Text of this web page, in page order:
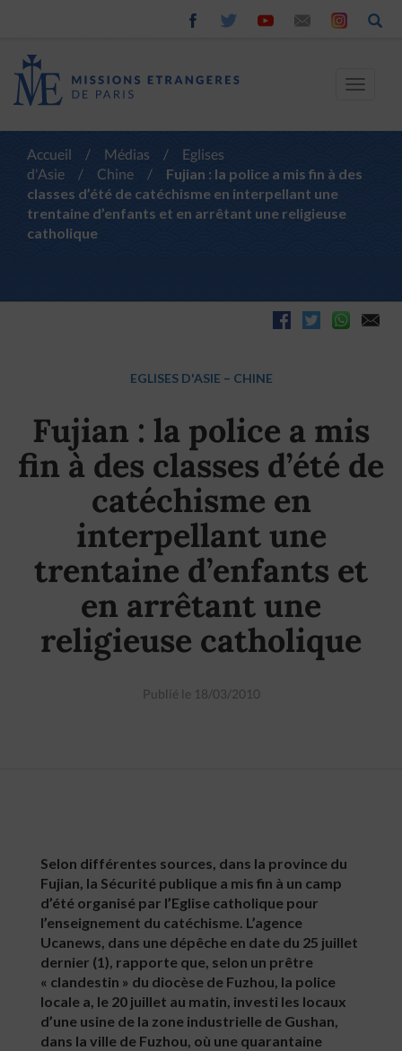
Toggle
Accueil / Médias /
Eglises
d'Asie
/ Chine /
Fujian : la police a mis fin à des
classes d’été de catéchisme en interpellant une
trentaine d’enfants et en arrêtant une religieuse
catholique
EGLISES D'ASIE – CHINE
Fujian : la police a mis
fin à des classes d’été de
catéchisme en
interpellant une
trentaine d’enfants et
en arrêtant une
religieuse catholique
Publié le 18/03/2010
Selon différentes sources, dans la province du
Fujian, la Sécurité publique a mis fin à un camp
d’été organisé par l’Eglise catholique pour
l’enseignement du catéchisme. L’agence
Ucanews, dans une dépêche en date du 25 juillet
dernier (1), rapporte que, selon un prêtre
« clandestin » du diocèse de Fuzhou, la police
locale a, le 20 juillet au matin, investi les locaux
d’une usine de la zone industrielle de Gushan,
dans la ville de Fuzhou, où une quarantaine